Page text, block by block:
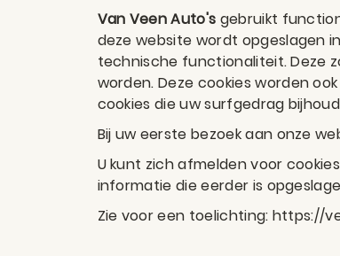
Van Veen Auto's gebruikt
deze website wordt opgeslagen
technische functionaliteit. Deze
worden. Deze cookies worden
cookies die uw surfgedrag
Bij uw eerste bezoek aan onze
U kunt zich afmelden voor
informatie die eerder is
Zie voor een toelichting: